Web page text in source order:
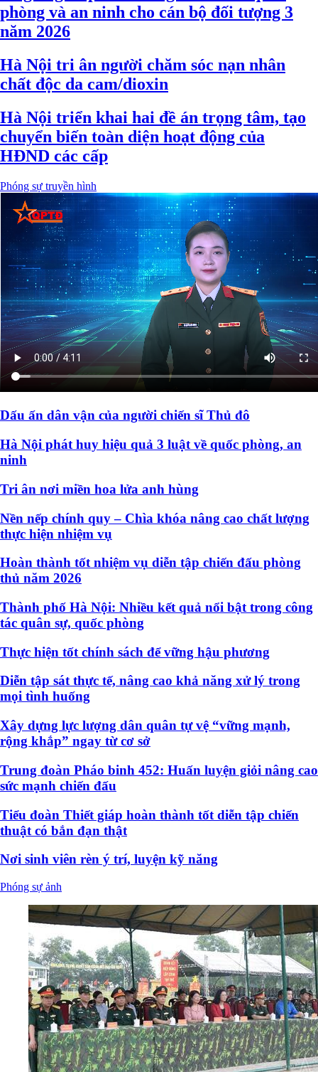
phòng và an ninh cho cán bộ đối tượng 3
năm 2026
Hà Nội tri ân người chăm sóc nạn nhân
chất độc da cam/dioxin
Hà Nội triển khai hai đề án trọng tâm, tạo
chuyển biến toàn diện hoạt động của
HĐND các cấp
Phóng sự truyền hình
Dấu ấn dân vận của người chiến sĩ Thủ đô
Hà Nội phát huy hiệu quả 3 luật về quốc phòng, an
ninh
Tri ân nơi miền hoa lửa anh hùng
Nền nếp chính quy – Chìa khóa nâng cao chất lượng
thực hiện nhiệm vụ
Hoàn thành tốt nhiệm vụ diễn tập chiến đấu phòng
thủ năm 2026
Thành phố Hà Nội: Nhiều kết quả nổi bật trong công
tác quân sự, quốc phòng
Thực hiện tốt chính sách để vững hậu phương
Diễn tập sát thực tế, nâng cao khả năng xử lý trong
mọi tình huống
Xây dựng lực lượng dân quân tự vệ “vững mạnh,
rộng khắp” ngay từ cơ sở
Trung đoàn Pháo binh 452: Huấn luyện giỏi nâng cao
sức mạnh chiến đấu
Tiểu đoàn Thiết giáp hoàn thành tốt diễn tập chiến
thuật có bắn đạn thật
Nơi sinh viên rèn ý trí, luyện kỹ năng
Phóng sự ảnh